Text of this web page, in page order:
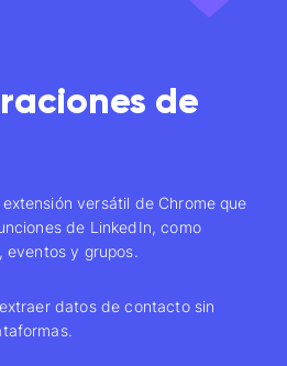
de
versátil de Chrome que
de LinkedIn, como
eventos y grupos.
datos de contacto sin